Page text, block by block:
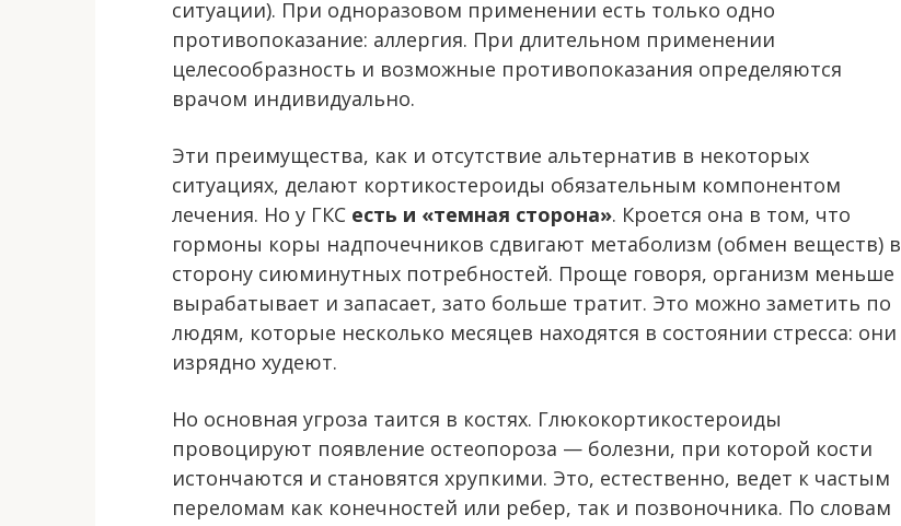
ситуации). При одноразовом применении есть только одно
противопоказание: аллергия. При длительном применении
целесообразность и возможные противопоказания определяются
врачом индивидуально.
Эти преимущества, как и отсутствие альтернатив в некоторых
ситуациях, делают кортикостероиды обязательным компонентом
лечения. Но у ГКС есть и «темная сторона». Кроется она в том, что
гормоны коры надпочечников сдвигают метаболизм (обмен веществ) в
сторону сиюминутных потребностей. Проще говоря, организм меньше
вырабатывает и запасает, зато больше тратит. Это можно заметить по
людям, которые несколько месяцев находятся в состоянии стресса: они
изрядно худеют.
Но основная угроза таится в костях. Глюкокортикостероиды
провоцируют появление остеопороза — болезни, при которой кости
истончаются и становятся хрупкими. Это, естественно, ведет к частым
переломам как конечностей или ребер, так и позвоночника. По словам